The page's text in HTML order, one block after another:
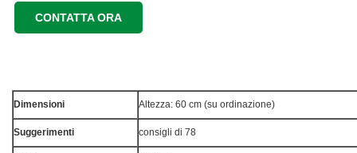
portatile
Occasione:
Servizio:
CONTATTA ORA
Dimensioni Altezza: 60 cm (su ordinazione)
Suggerimenti consigli di 78